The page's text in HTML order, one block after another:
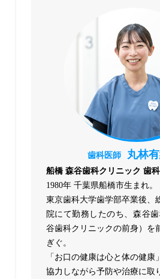
歯科医師 丸林
船橋 森谷歯科クリニック 歯
1980年 千葉県船橋市生まれ。
東京歯科大学歯学部卒業後、
院にて勤務したのち、森谷
谷歯科クリニックの前身）を
ぎぐ。
「お口の健康は心と体の健康
協力しながら予防や治療に取